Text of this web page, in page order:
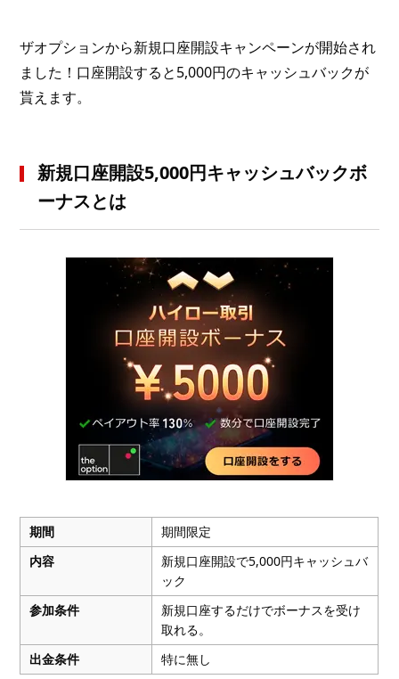
ザオプションから新規口座開設キャンペーンが開始され
ました！口座開設すると5,000円のキャッシュバックが
貰えます。
新規口座開設5,000円キャッシュバックボ
ーナスとは
期間
期間限定
内容
新規口座開設で5,000円キャッシュバ
ック
参加条件
新規口座するだけでボーナスを受け
取れる。
出金条件
特に無し